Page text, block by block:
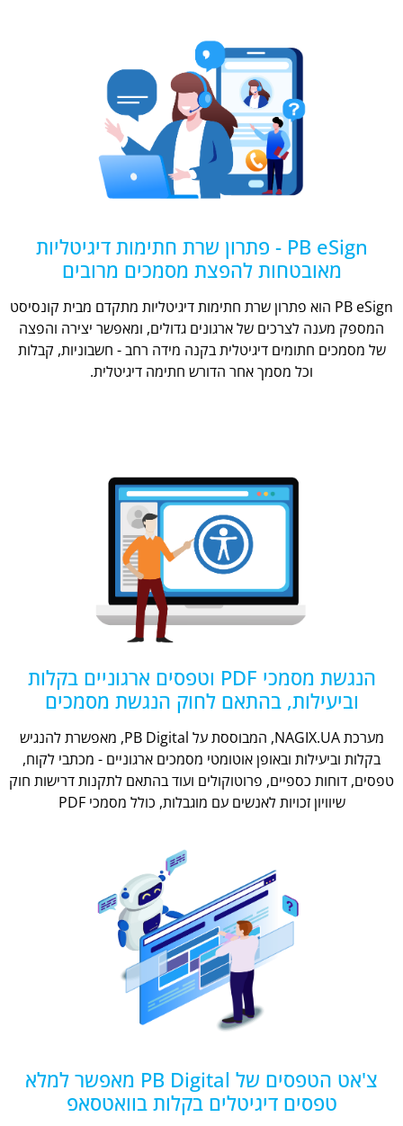
PB eSign - פתרון שרת חתימות דיגיטליות
מאובטחות להפצת מסמכים מרובים
PB eSign הוא פתרון שרת חתימות דיגיטליות מתקדם מבית קונסיסט
המספק מענה לצרכים של ארגונים גדולים, ומאפשר יצירה והפצה
של מסמכים חתומים דיגיטלית בקנה מידה רחב - חשבוניות, קבלות
וכל מסמך אחר הדורש חתימה דיגיטלית.
הנגשת מסמכי PDF וטפסים ארגוניים בקלות
וביעילות, בהתאם לחוק הנגשת מסמכים
מערכת NAGIX.UA, המבוססת על PB Digital, מאפשרת להנגיש
בקלות וביעילות ובאופן אוטומטי מסמכים ארגוניים - מכתבי לקוח,
טפסים, דוחות כספיים, פרוטוקולים ועוד בהתאם לתקנות דרישות חוק
שיוויון זכויות לאנשים עם מוגבלות, כולל מסמכי PDF
צ'אט הטפסים של PB Digital מאפשר למלא
טפסים דיגיטלים בקלות בוואטסאפ